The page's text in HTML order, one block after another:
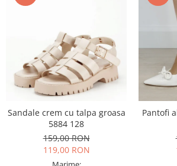
Sandale crem cu talpa groasa
5884 128
159,00 RON
119,00 RON
Pantofi